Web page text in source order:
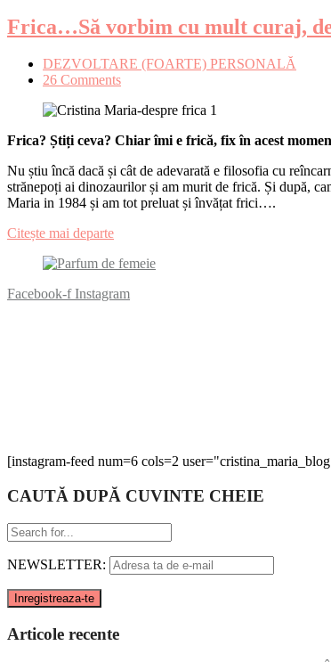
Frica…Să vorbim cu mult curaj,
DEZVOLTARE (FOARTE) PERSONALĂ​
26 Comments
Frica? Știți ceva? Chiar îmi e frică, fix în acest
Nu știu încă dacă și cât de adevarată e filosofia cu
strănepoți ai dinozaurilor și am murit de frică. Și după,
Maria in 1984 și am tot preluat și învățat frici….
Citește mai departe
Facebook-f Instagram
[instagram-feed num=6 cols=2
CAUTĂ DUPĂ CUVINTE CHEIE
NEWSLETTER:
Articole recente